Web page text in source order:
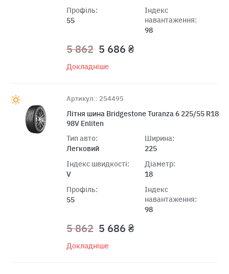
Профіль:
55
Індекс
навантаження:
98
5 862 5 686 ₴
Докладніше
Артикул:: 254495
Лiтня шина Bridgestone Turanza 6 225/55 R18
98V Enliten
Тип авто:
Легковий
Індекс швидкості:
V
Профіль:
55
Ширина:
225
Діаметр:
18
Індекс
навантаження:
98
5 862 5 686 ₴
Докладніше